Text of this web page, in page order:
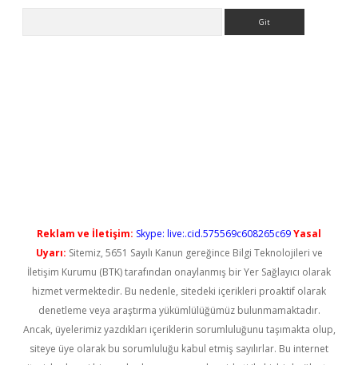
Reklam ve İletişim: Skype: live:.cid.575569c608265c69Yasal
Uyarı: Sitemiz, 5651 Sayılı Kanun gereğince Bilgi Teknolojileri ve
İletişim Kurumu (BTK) tarafından onaylanmış bir Yer Sağlayıcı olarak
hizmet vermektedir. Bu nedenle, sitedeki içerikleri proaktif olarak
denetleme veya araştırma yükümlülüğümüz bulunmamaktadır.
Ancak, üyelerimiz yazdıkları içeriklerin sorumluluğunu taşımakta olup,
siteye üye olarak bu sorumluluğu kabul etmiş sayılırlar. Bu internet